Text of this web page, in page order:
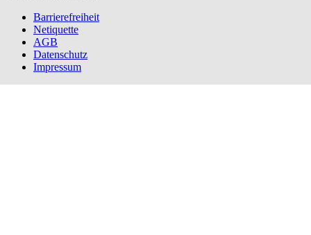
Barrierefreiheit
Netiquette
AGB
Datenschutz
Impressum